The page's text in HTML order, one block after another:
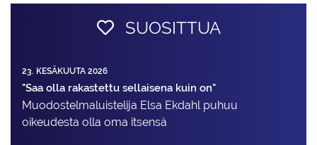
SUOSITTUA
23. KESÄKUUTA 2026
"Saa olla rakastettu sellaisena kuin on"
Muodostelma­luistelija Elsa Ekdahl puhuu
oikeudesta olla oma itsensä